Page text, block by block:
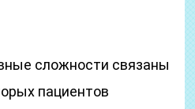
сложности связаны
пациентов